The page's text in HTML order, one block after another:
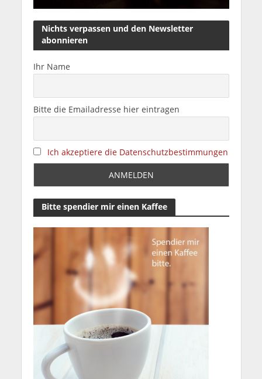
Nichts verpassen und den Newsletter
abonnieren
Ihr Name
Bitte die Emailadresse hier eintragen
Ich akzeptiere die Datenschutzbestimmungen
Bitte spendier mir einen Kaffee